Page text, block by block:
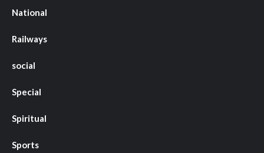
National
Railways
social
Special
Spiritual
Sports